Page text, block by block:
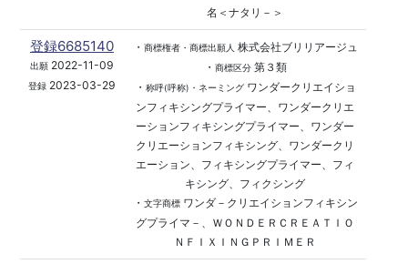
名＜ナタリ－＞
登録6685140
出願 2022-11-09
登録 2023-03-29
・ 商標権者・商標出願人 株式会社ブリリアージュ
・ 商標区分第３類
・ 称呼(呼称)・ネーミングワンダークリエイショ
ンフィキシングプライマー、ワンダークリエ
ーションフィキシングプライマー、ワンダー
クリエーションフィキシング、ワンダークリ
エーション、フィキシングプライマー、フィ
キシング、フィクシング
・ 文字商標ワンダ－クリエイションフィキシン
グプライマ－、ＷＯＮＤＥＲＣＲＥＡＴＩＯ
ＮＦＩＸＩＮＧＰＲＩＭＥＲ